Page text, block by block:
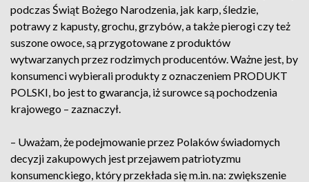
podczas Świąt Bożego Narodzenia, jak karp, śledzie,
potrawy z kapusty, grochu, grzybów, a także pierogi czy też
suszone owoce, są przygotowane z produktów
wytwarzanych przez rodzimych producentów. Ważne jest, by
konsumenci wybierali produkty z oznaczeniem PRODUKT
POLSKI, bo jest to gwarancja, iż surowce są pochodzenia
krajowego – zaznaczył.
– Uważam, że podejmowanie przez Polaków świadomych
decyzji zakupowych jest przejawem patriotyzmu
konsumenckiego, który przekłada się m.in. na: zwiększenie